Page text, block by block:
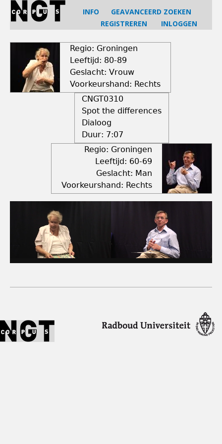
Jump
navigation
INFO
GEAVANCEERD ZOEKEN
REGISTREREN
INLOGGEN
Regio: Groningen
Leeftijd: 80-89
Geslacht: Vrouw
Voorkeurshand: Rechts
CNGT0310
Spot the differences
Dialoog
Duur: 7:07
Regio: Groningen
Leeftijd: 60-69
Geslacht: Man
Voorkeurshand: Rechts